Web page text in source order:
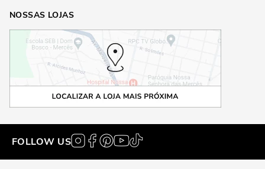
NOSSAS LOJAS
FOLLOW US